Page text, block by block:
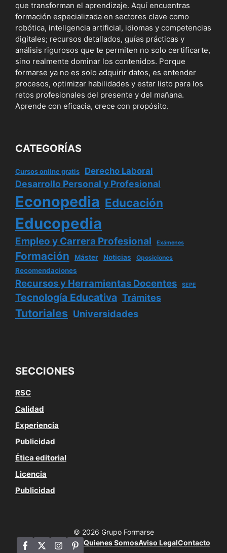
que transforman el aprendizaje. Aquí encuentras
formación especializada en sectores clave como
robótica, inteligencia artificial, idiomas y competencias
digitales; recursos detallados, guías prácticas y
análisis rigurosos que te permiten no solo certificarte,
sino realmente dominar los contenidos. Porque
formarse ya no es solo adquirir datos, es entender
procesos, optimizar habilidades y estar listo para los
retos profesionales del presente y del mañana.
Aprende con eficacia, crece con propósito.
CATEGORÍAS
Cursos online gratis Derecho Laboral
Desarrollo Personal y Profesional
Econopedia Educación
Educopedia
Empleo y Carrera Profesional Exámenes
Formación Máster Noticias Oposiciones
Recomendaciones
Recursos y Herramientas Docentes SEPE
Tecnología Educativa Trámites
Tutoriales Universidades
SECCIONES
RSC
Calidad
Experiencia
Publicidad
Ética editorial
Licencia
Publicidad
© 2026 Grupo Formarse
Quienes SomosAviso LegalContacto